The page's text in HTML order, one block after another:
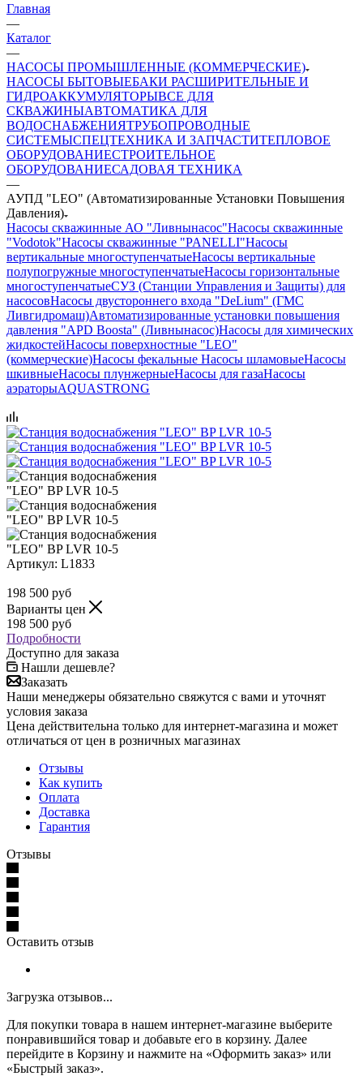
Главная
—
Каталог
—
НАСОСЫ ПРОМЫШЛЕННЫЕ (КОММЕРЧЕСКИЕ)
НАСОСЫ БЫТОВЫЕБАКИ РАСШИРИТЕЛЬНЫЕ И
ГИДРОАККУМУЛЯТОРЫВСЕ ДЛЯ
СКВАЖИНЫАВТОМАТИКА ДЛЯ
ВОДОСНАБЖЕНИЯТРУБОПРОВОДНЫЕ
СИСТЕМЫСПЕЦТЕХНИКА И ЗАПЧАСТИТЕПЛОВОЕ
ОБОРУДОВАНИЕСТРОИТЕЛЬНОЕ
ОБОРУДОВАНИЕСАДОВАЯ ТЕХНИКА
—
АУПД "LEO" (Автоматизированные Установки Повышения
Давления)
Насосы скважинные АО "Ливнынасос"Насосы скважинные
"Vodotok"Насосы скважинные "PANELLI"Насосы
вертикальные многоступенчатыеНасосы вертикальные
полупогружные многоступенчатыеНасосы горизонтальные
многоступенчатыеСУЗ (Станции Управления и Защиты) для
насосовНасосы двустороннего входа "DeLium" (ГМС
Ливгидромаш)Автоматизированные установки повышения
давления "APD Boosta" (Ливнынасос)Насосы для химических
жидкостейНасосы поверхностные "LEO"
(коммерческие)Насосы фекальные Насосы шламовыеНасосы
шкивныеНасосы плунжерныеНасосы для газаНасосы
аэраторыAQUASTRONG
Артикул: L1833
198 500 руб
Варианты цен
198 500 руб
Подробности
Доступно для заказа
Нашли дешевле?
Заказать
Наши менеджеры обязательно свяжутся с вами и уточнят
условия заказа
Цена действительна только для интернет-магазина и может
отличаться от цен в розничных магазинах
Отзывы
Как купить
Оплата
Доставка
Гарантия
Отзывы
Оставить отзыв
Загрузка отзывов...
Для покупки товара в нашем интернет-магазине выберите
понравившийся товар и добавьте его в корзину. Далее
перейдите в Корзину и нажмите на «Оформить заказ» или
«Быстрый заказ».